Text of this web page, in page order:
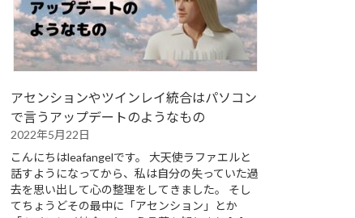
アセンションやツインレイ統合はパソコン
で言うアップデートのようなもの
2022年5月22日
こんにちはleafangelです。 大天使ラファエルと
話すようになってから、私は自分の失っていた過
去を思い出して心の整理をしてきました。 そし
てちょうどその最中に「アセンション」とか